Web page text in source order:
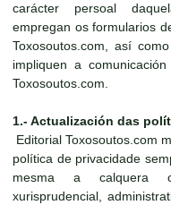
carácter persoal
empregan os formularios
Toxosoutos.com, así
impliquen a
Toxosoutos.com.
1.- Actualización das
Editorial Toxosoutos.com
política de privacidade
mesma a calquera
xurisprudencial,